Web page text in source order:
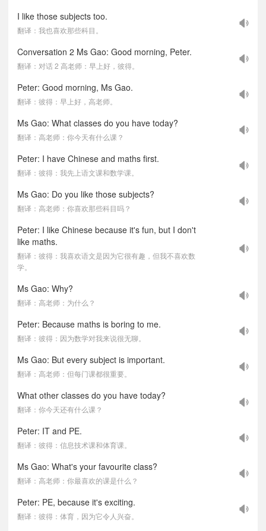
I like those subjects too.
翻译：我也喜欢那些科目。
Conversation 2 Ms Gao: Good morning, Peter.
翻译：对话 2 高老师：早上好，彼得。
Peter: Good morning, Ms Gao.
翻译：彼得：早上好，高老师。
Ms Gao: What classes do you have today?
翻译：高老师：你今天有什么课？
Peter: I have Chinese and maths first.
翻译：彼得：我先上语文课和数学课。
Ms Gao: Do you like those subjects?
翻译：高老师：你喜欢那些科目吗？
Peter: I like Chinese because it's fun, but I don't
like maths.
翻译：彼得：我喜欢语文是因为它很有趣，但我不喜欢数
学。
Ms Gao: Why?
翻译：高老师：为什么？
Peter: Because maths is boring to me.
翻译：彼得：因为数学对我来说很无聊。
Ms Gao: But every subject is important.
翻译：高老师：但每门课都很重要。
What other classes do you have today?
翻译：你今天还有什么课？
Peter: IT and PE.
翻译：彼得：信息技术课和体育课。
Ms Gao: What's your favourite class?
翻译：高老师：你最喜欢的课是什么？
Peter: PE, because it's exciting.
翻译：彼得：体育，因为它令人兴奋。